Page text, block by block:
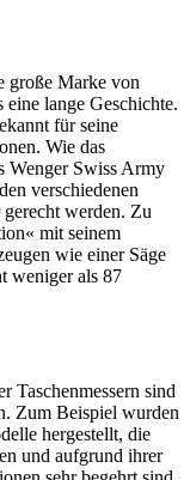
große Marke von
eine lange Geschichte.
für seine
Wie das
Wenger Swiss Army
verschiedenen
werden. Zu
mit seinem
wie einer Säge
weniger als 87
Taschenmessern sind
Zum Beispiel wurden
hergestellt, die
und aufgrund ihrer